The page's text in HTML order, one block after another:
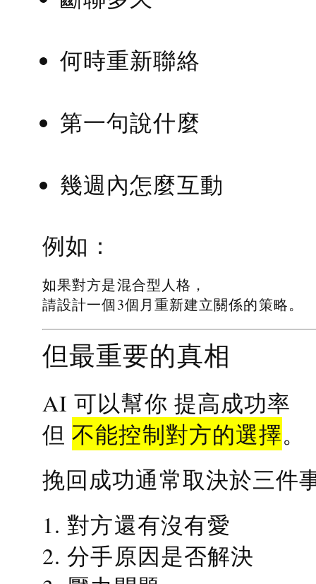
何時重新聯絡
第一句說什麼
幾週內怎麼互動
例如：
如果對方是混合型人格，
請設計一個3個月重新建立關係的策略。
但最重要的真相
AI 可以幫你 提高成功率
但不能控制對方的選擇。
挽回成功通常取決於三件
1. 對方還有沒有愛
2. 分手原因是否解決